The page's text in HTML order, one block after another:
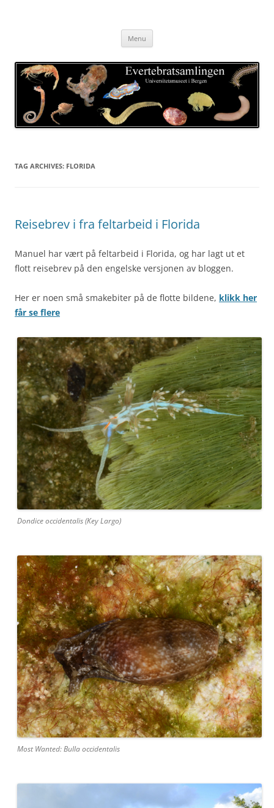
Menu
TAG ARCHIVES: FLORIDA
Reisebrev i fra feltarbeid i Florida
Manuel har vært på feltarbeid i Florida, og har lagt ut et
flott reisebrev på den engelske versjonen av bloggen.
Her er noen små smakebiter på de flotte bildene, klikk her
får se flere
Dondice occidentalis (Key Largo)
Most Wanted: Bulla occidentalis